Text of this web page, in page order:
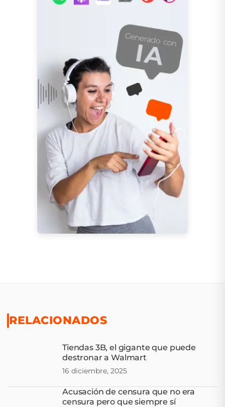
RELACIONADOS
Tiendas 3B, el gigante que puede
destronar a Walmart
16 diciembre, 2025
Acusación de censura que no era
censura pero que siempre sí